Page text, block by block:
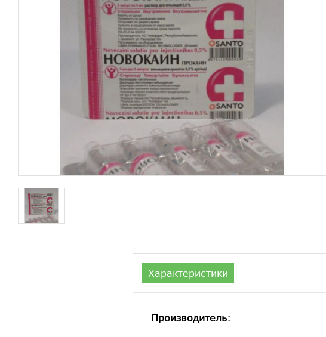
Характеристики
Производитель: